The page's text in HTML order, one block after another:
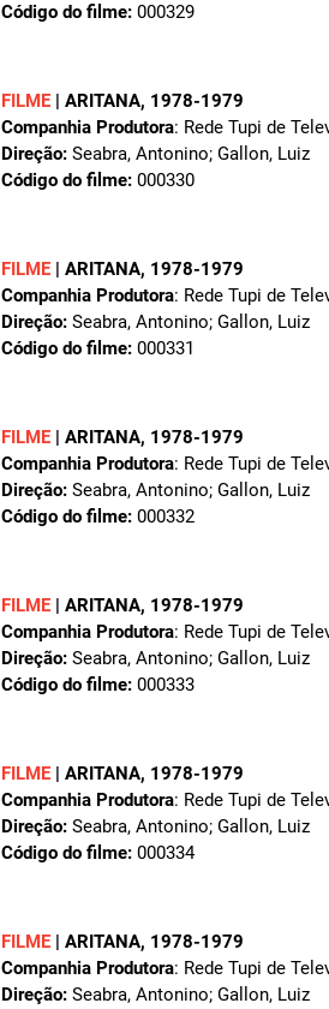
Código do filme: 000329
FILME | ARITANA, 1978-1979
Companhia Produtora: Rede Tupi de
Direção: Seabra, Antonino; Gallon, Luiz
Código do filme: 000330
FILME | ARITANA, 1978-1979
Companhia Produtora: Rede Tupi de
Direção: Seabra, Antonino; Gallon, Luiz
Código do filme: 000331
FILME | ARITANA, 1978-1979
Companhia Produtora: Rede Tupi de
Direção: Seabra, Antonino; Gallon, Luiz
Código do filme: 000332
FILME | ARITANA, 1978-1979
Companhia Produtora: Rede Tupi de
Direção: Seabra, Antonino; Gallon, Luiz
Código do filme: 000333
FILME | ARITANA, 1978-1979
Companhia Produtora: Rede Tupi de
Direção: Seabra, Antonino; Gallon, Luiz
Código do filme: 000334
FILME | ARITANA, 1978-1979
Companhia Produtora: Rede Tupi de
Direção: Seabra, Antonino; Gallon, Luiz